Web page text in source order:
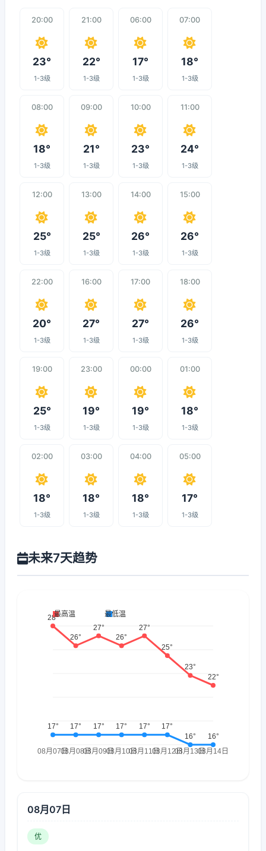
20:00
23°
1-3级
21:00
22°
1-3级
06:00
17°
1-3级
07:00
18°
1-3级
08:00
18°
1-3级
09:00
21°
1-3级
10:00
23°
1-3级
11:00
24°
1-3级
12:00
25°
1-3级
13:00
25°
1-3级
14:00
26°
1-3级
15:00
26°
1-3级
22:00
20°
1-3级
16:00
27°
1-3级
17:00
27°
1-3级
18:00
26°
1-3级
19:00
25°
1-3级
23:00
19°
1-3级
00:00
19°
1-3级
01:00
18°
1-3级
02:00
18°
1-3级
03:00
18°
1-3级
04:00
18°
1-3级
05:00
17°
1-3级
未来7天趋势
08月07日
优